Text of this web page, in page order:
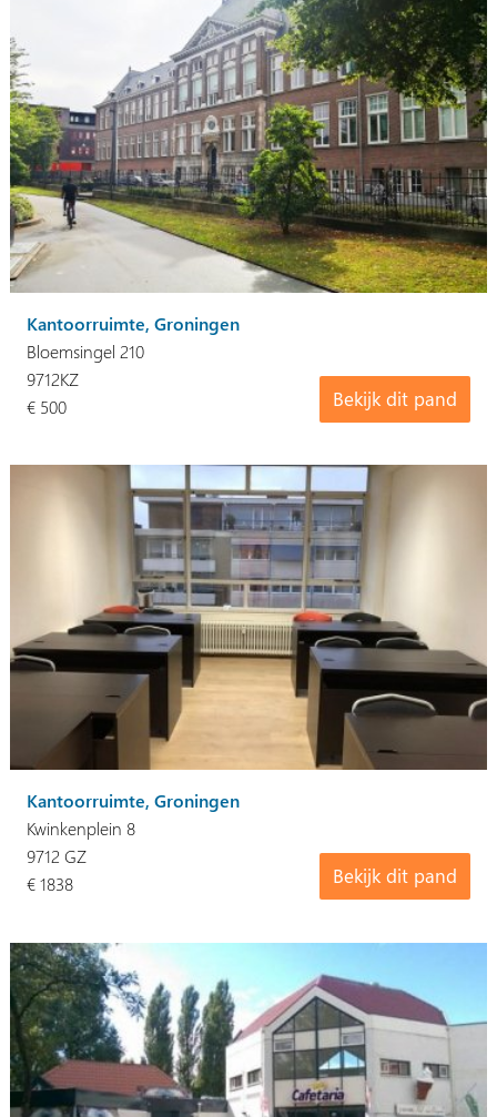
Kantoorruimte, Groningen
Bloemsingel 210
Bekijk dit pand
9712KZ
€ 500
Kantoorruimte, Groningen
Kwinkenplein 8
Bekijk dit pand
9712 GZ
€ 1838